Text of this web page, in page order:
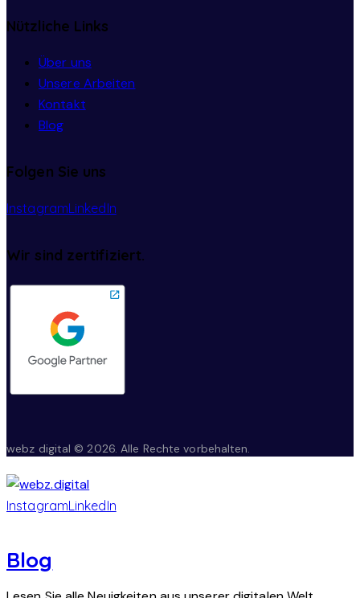
Nützliche Links
Über uns
Unsere Arbeiten
Kontakt
Blog
Folgen Sie uns
InstagramLinkedIn
Wir sind zertifiziert.
webz digital © 2026. Alle Rechte vorbehalten.
InstagramLinkedIn
Blog